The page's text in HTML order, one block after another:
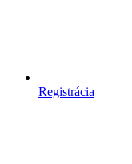
Registrácia